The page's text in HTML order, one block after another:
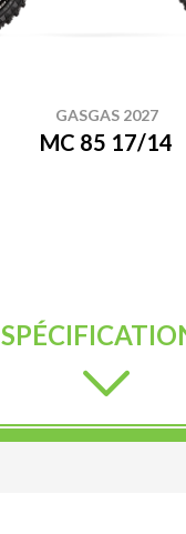
GASGAS 2027
MC 85 17/14